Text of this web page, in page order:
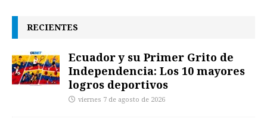
RECIENTES
Ecuador y su Primer Grito de
Independencia: Los 10 mayores
logros deportivos
viernes 7 de agosto de 2026